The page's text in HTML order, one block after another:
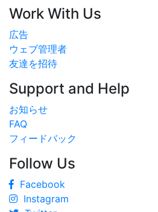
Work With Us
広告
ウェブ管理者
友達を招待
Support and Help
お知らせ
FAQ
フィードバック
Follow Us
Facebook
Instagram